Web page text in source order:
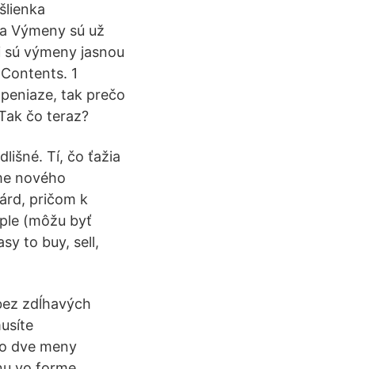
Výmeny sú už
výmeny jasnou
1
tak prečo
čo teraz?
Tí, čo ťažia
nového
pričom k
(môžu byť
to buy, sell,
zdĺhavých
dve meny